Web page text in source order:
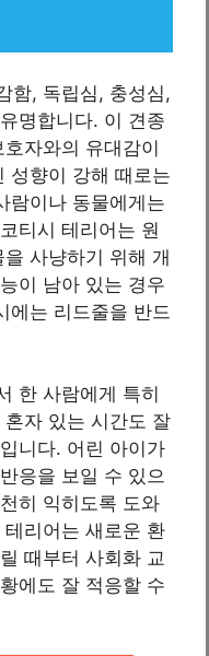
함, 독립심, 충성심,
명합니다. 이 견종
자와의 유대감이
성향이 강해 때로는
람이나 동물에게는
티시 테리어는 원
사냥하기 위해 개
이 남아 있는 경우
에는 리드줄을 반드
한 사람에게 특히
자 있는 시간도 잘
니다. 어린 아이가
응을 보일 수 있으
히 익히도록 도와
리어는 새로운 환
때부터 사회화 교
에도 잘 적응할 수